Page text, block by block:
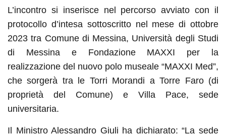
L’incontro si inserisce nel percorso avviato con il
protocollo d’intesa sottoscritto nel mese di ottobre
2023 tra Comune di Messina, Università degli Studi
di Messina e Fondazione MAXXI per la
realizzazione del nuovo polo museale “MAXXI Med”,
che sorgerà tra le Torri Morandi a Torre Faro (di
proprietà del Comune) e Villa Pace, sede
universitaria.
Il Ministro Alessandro Giuli ha dichiarato: “La sede